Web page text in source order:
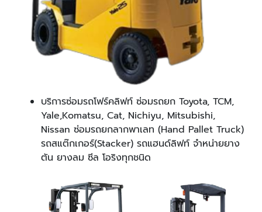
บริการซ่อมรถโฟร์คลิฟท์ ซ่อมรถยก Toyota, TCM,
Yale,Komatsu, Cat, Nichiyu, Mitsubishi,
Nissan ซ่อมรถยกลากพาเลท (Hand Pallet Truck)
รถสแต๊กเกอร์(Stacker) รถแฮนด์ลิฟท์ จำหน่ายยาง
ตัน ยางลม ซีล โอริงทุกชนิด